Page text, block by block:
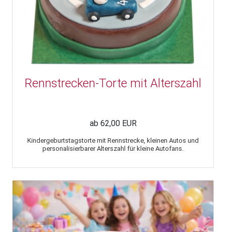
Rennstrecken-Torte mit Alterszahl
ab 62,00 EUR
Kindergeburtstagstorte mit Rennstrecke, kleinen Autos und
personalisierbarer Alterszahl für kleine Autofans.